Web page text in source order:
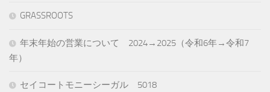
GRASSROOTS
年末年始の営業について 2024→2025（令和6年→令和7
年）
セイコートモニーシーガル 5018